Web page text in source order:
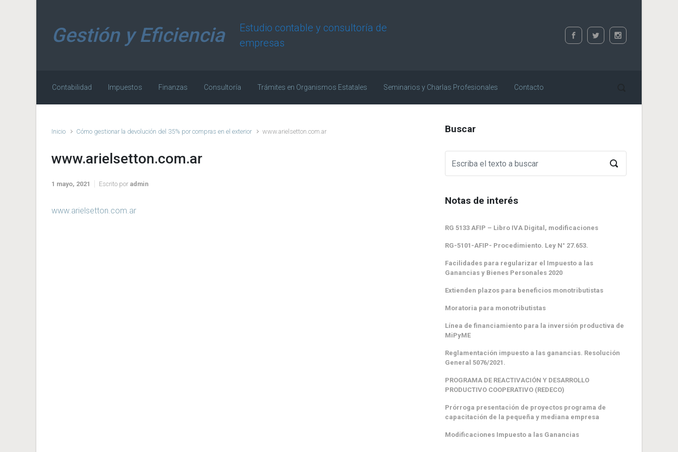
Gestión y Eficiencia
Estudio contable y consultoría de
empresas
Contabilidad Impuestos Finanzas Consultoría Trámites en Organismos Estatales Seminarios y Charlas Profesionales Contacto
Inicio Cómo gestionar la devolución del 35% por compras en el exterior www.arielsetton.com.ar
www.arielsetton.com.ar
1 mayo, 2021 Escrito por admin
www.arielsetton.com.ar
Buscar
Notas de interés
RG 5133 AFIP – Libro IVA Digital, modificaciones
RG-5101-AFIP- Procedimiento. Ley N° 27.653.
Facilidades para regularizar el Impuesto a las
Ganancias y Bienes Personales 2020
Extienden plazos para beneficios monotributistas
Moratoria para monotributistas
Línea de financiamiento para la inversión productiva de
MiPyME
Reglamentación impuesto a las ganancias. Resolución
General 5076/2021.
PROGRAMA DE REACTIVACIÓN Y DESARROLLO
PRODUCTIVO COOPERATIVO (REDECO)
Prórroga presentación de proyectos programa de
capacitación de la pequeña y mediana empresa
Modificaciones Impuesto a las Ganancias